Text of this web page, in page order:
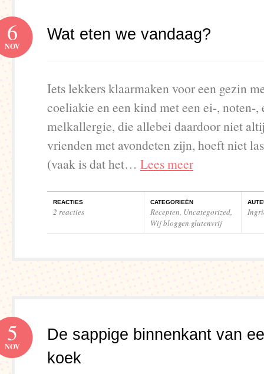
Wat eten we vandaag?
6
NOV
Iets lekkers klaarmaken voor een gezin
coeliakie en een kind met een ei-, noten-,
melkallergie, die allebei daardoor niet
vrienden met avondeten zijn, hoeft niet
(vaak is dat het… Lees meer
REACTIES
2 reacties
CATEGORIEËN
Recepten, Uncategorized,
Wij bloggen glutenvrij
De sappige binnenkant van
koek
5
NOV